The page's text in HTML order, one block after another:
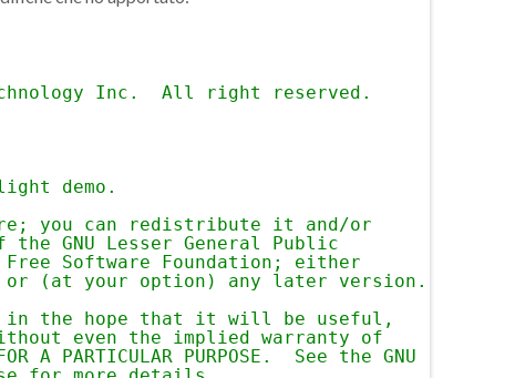
Inc.  All right reserved.
demo.
you can redistribute it and/or
GNU Lesser General Public
Software Foundation; either
(at your option) any later version.
the hope that it will be useful,
without even the implied warranty of
A PARTICULAR PURPOSE.  See the GNU